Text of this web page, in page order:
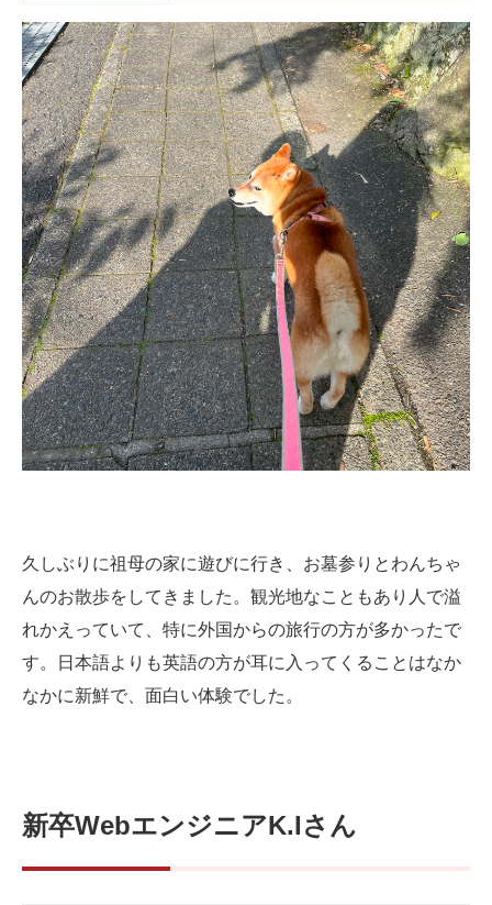
久しぶりに祖母の家に遊びに行き、お墓参りとわんちゃ
んのお散歩をしてきました。観光地なこともあり人で溢
れかえっていて、特に外国からの旅行の方が多かったで
す。日本語よりも英語の方が耳に入ってくることはなか
なかに新鮮で、面白い体験でした。
新卒WebエンジニアK.Iさん